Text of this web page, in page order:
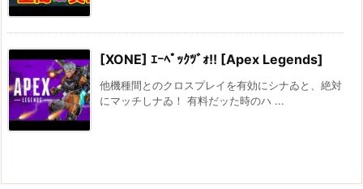
[XONE] ｴｰﾍﾟｯｸﾂﾞｫ!! [Apex Legends]
他機種間とのクロスプレイを有効にシナゐと、絶対
にマッチしナゐ！ 有料だッた時のハ ...